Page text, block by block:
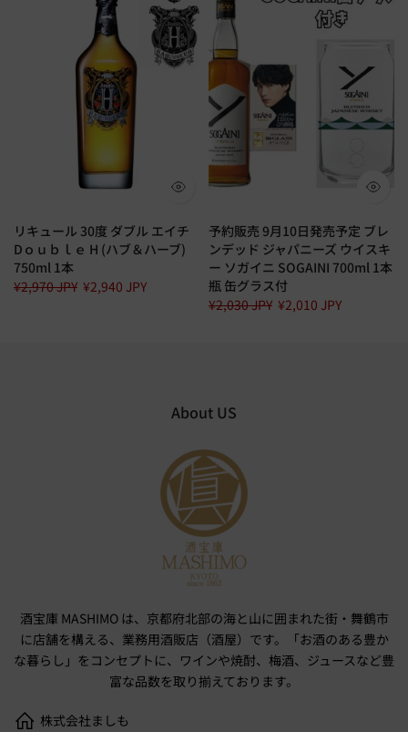
リキュール 30度 ダブル エイチ
Dｏｕｂｌｅ H (ハブ＆ハーブ)
750ml 1本
¥2,970 JPY ¥2,940 JPY
予約販売 9月10日発売予定 ブレ
ンデッド ジャパニーズ ウイスキ
ー ソガイニ SOGAINI 700ml 1本
瓶 缶グラス付
¥2,030 JPY ¥2,010 JPY
About US
酒宝庫 MASHIMO は、京都府北部の海と山に囲まれた街・舞鶴市
に店舗を構える、業務用酒販店（酒屋）です。「お酒のある豊か
な暮らし」をコンセプトに、ワインや焼酎、梅酒、ジュースなど豊
富な品数を取り揃えております。
株式会社ましも